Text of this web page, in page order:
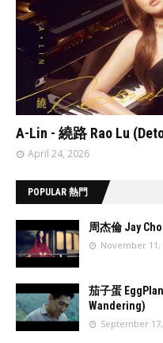
A-Lin - 繞路 Rao Lu
April 24, 2026
POPULAR 熱門
'data:post.fea
turedImage
resizeImage
100'
周杰倫 Jay
November 11,
茄子蛋
Wandering)
September